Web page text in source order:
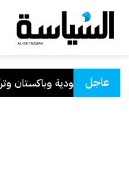
عاجل
السعودية وباكستان